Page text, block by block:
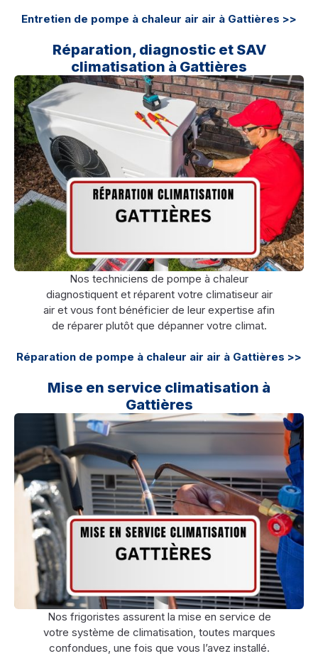
Entretien de pompe à chaleur air air à Gattières >>
Réparation, diagnostic et SAV
climatisation à Gattières
Nos techniciens de pompe à chaleur
diagnostiquent et réparent votre climatiseur air
air et vous font bénéficier de leur expertise afin
de réparer plutôt que dépanner votre climat.
Réparation de pompe à chaleur air air à Gattières >>
Mise en service climatisation à
Gattières
Nos frigoristes assurent la mise en service de
votre système de climatisation, toutes marques
confondues, une fois que vous l’avez installé.